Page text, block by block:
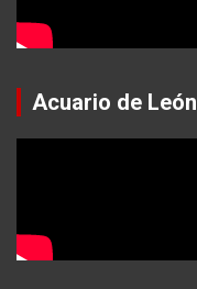
Acuario de León